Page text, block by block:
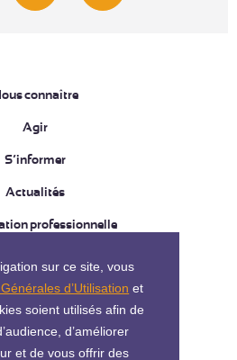
sur ce site, vous
d’Utilisation et
soient utilisés afin de
d’améliorer
et de vous offrir des
connaître
Agir
S’informer
Actualités
professionnelle
CGU
des cookies